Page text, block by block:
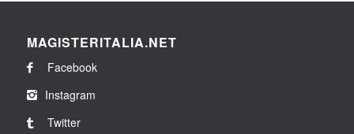
MAGISTERITALIA.NET
Facebook
Instagram
Twitter